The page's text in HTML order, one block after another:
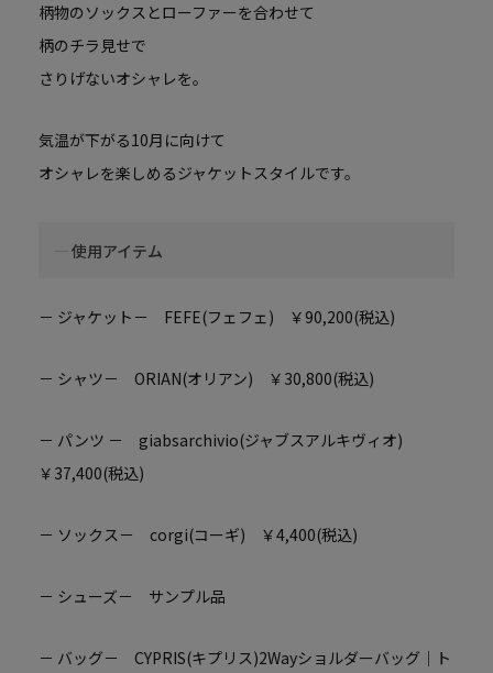
柄物のソックスとローファーを合わせて
柄のチラ見せで
さりげないオシャレを。
気温が下がる10月に向けて
オシャレを楽しめるジャケットスタイルです。
使用アイテム
－ ジャケット－ FEFE(フェフェ) ￥90,200(税込)
－ シャツ－ ORIAN(オリアン) ￥30,800(税込)
－ パンツ － giabsarchivio(ジャブスアルキヴィオ)
￥37,400(税込)
－ ソックス－ corgi(コーギ) ￥4,400(税込)
－ シューズ－ サンプル品
－ バッグ－ CYPRIS(キプリス)2Wayショルダーバッグ｜ト